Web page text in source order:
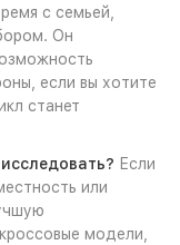
с семьей,
Он
если вы хотите
станет
Если
или
модели,